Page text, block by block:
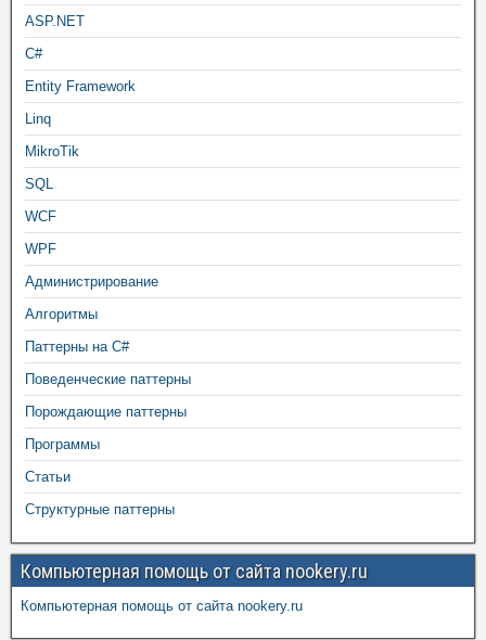
ASP.NET
C#
Entity Framework
Linq
MikroTik
SQL
WCF
WPF
Администрирование
Алгоритмы
Паттерны на C#
Поведенческие паттерны
Порождающие паттерны
Программы
Статьи
Структурные паттерны
Компьютерная помощь от сайта nookery.ru
Компьютерная помощь от сайта nookery.ru